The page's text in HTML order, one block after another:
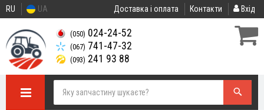
RU UA Доставка і оплата Контакти Вхід
(050) 024-24-52
(067) 741-47-32
(093) 241 93 88